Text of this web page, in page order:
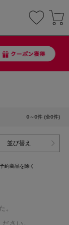
0～0件 (全0件)
並び替え
予約商品を除く
。
さい。